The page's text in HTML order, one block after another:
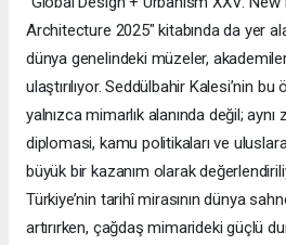
Architecture 2025" kitabında da yer
dünya genelindeki müzeler,
ulaştırılıyor. Seddülbahir Kalesi’nin
yalnızca mimarlık alanında değil;
diplomasi, kamu politikaları ve
büyük bir kazanım olarak
Türkiye’nin tarihî mirasının dünya
artırırken, çağdaş mimarideki güçlü